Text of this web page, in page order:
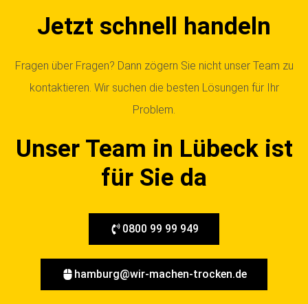
Jetzt schnell handeln
Fragen über Fragen? Dann zögern Sie nicht unser Team zu
kontaktieren. Wir suchen die besten Lösungen für Ihr
Problem.
Unser Team in Lübeck ist
für Sie da
0800 99 99 949
hamburg@wir-machen-trocken.de